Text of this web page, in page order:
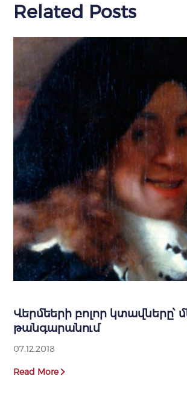
Related Posts
Վերմեերի բոլոր կտավները՝
թանգարանում
07.12.2018
Read More